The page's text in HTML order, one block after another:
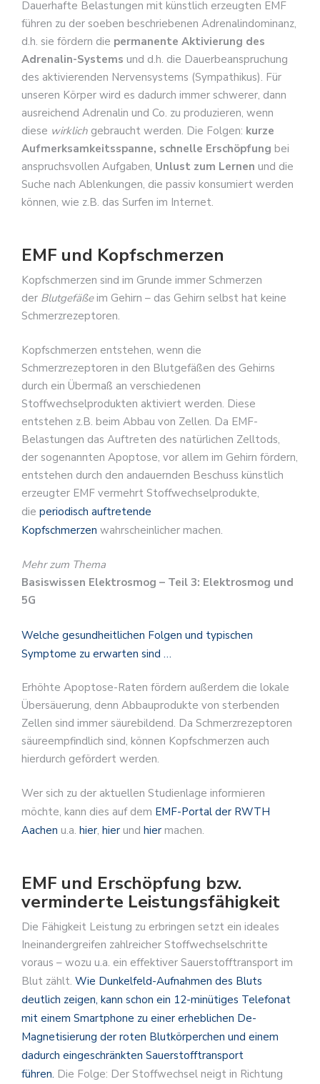
Dauerhafte Belastungen mit künstlich erzeugten EMF
führen zu der soeben beschriebenen Adrenalindominanz,
d.h. sie fördern die permanente Aktivierung des
Adrenalin-Systems und d.h. die Dauerbeanspruchung
des aktivierenden Nervensystems (Sympathikus). Für
unseren Körper wird es dadurch immer schwerer, dann
ausreichend Adrenalin und Co. zu produzieren, wenn
diese wirklich gebraucht werden. Die Folgen: kurze
Aufmerksamkeitsspanne, schnelle Erschöpfung bei
anspruchsvollen Aufgaben, Unlust zum Lernen und die
Suche nach Ablenkungen, die passiv konsumiert werden
können, wie z.B. das Surfen im Internet.
EMF und Kopfschmerzen
Kopfschmerzen sind im Grunde immer Schmerzen
der Blutgefäßeim Gehirn – das Gehirn selbst hat keine
Schmerzrezeptoren.
Kopfschmerzen entstehen, wenn die
Schmerzrezeptoren in den Blutgefäßen des Gehirns
durch ein Übermaß an verschiedenen
Stoffwechselprodukten aktiviert werden. Diese
entstehen z.B. beim Abbau von Zellen. Da EMF-
Belastungen das Auftreten des natürlichen Zelltods,
der sogenannten Apoptose, vor allem im Gehirn fördern,
entstehen durch den andauernden Beschuss künstlich
erzeugter EMF vermehrt Stoffwechselprodukte,
die periodisch auftretende
Kopfschmerzen wahrscheinlicher machen.
Mehr zum Thema
Basiswissen Elektrosmog – Teil 3: Elektrosmog und
5G
Welche gesundheitlichen Folgen und typischen
Symptome zu erwarten sind …
Erhöhte Apoptose-Raten fördern außerdem die lokale
Übersäuerung, denn Abbauprodukte von sterbenden
Zellen sind immer säurebildend. Da Schmerzrezeptoren
säureempfindlich sind, können Kopfschmerzen auch
hierdurch gefördert werden.
Wer sich zu der aktuellen Studienlage informieren
möchte, kann dies auf dem EMF-Portal der RWTH
Aachen u.a. hier, hier und hier machen.
EMF und Erschöpfung bzw.
verminderte Leistungsfähigkeit
Die Fähigkeit Leistung zu erbringen setzt ein ideales
Ineinandergreifen zahlreicher Stoffwechselschritte
voraus – wozu u.a. ein effektiver Sauerstofftransport im
Blut zählt. Wie Dunkelfeld-Aufnahmen des Bluts
deutlich zeigen, kann schon ein 12-minütiges Telefonat
mit einem Smartphone zu einer erheblichen De-
Magnetisierung der roten Blutkörperchen und einem
dadurch eingeschränkten Sauerstofftransport
führen. Die Folge: Der Stoffwechsel neigt in Richtung